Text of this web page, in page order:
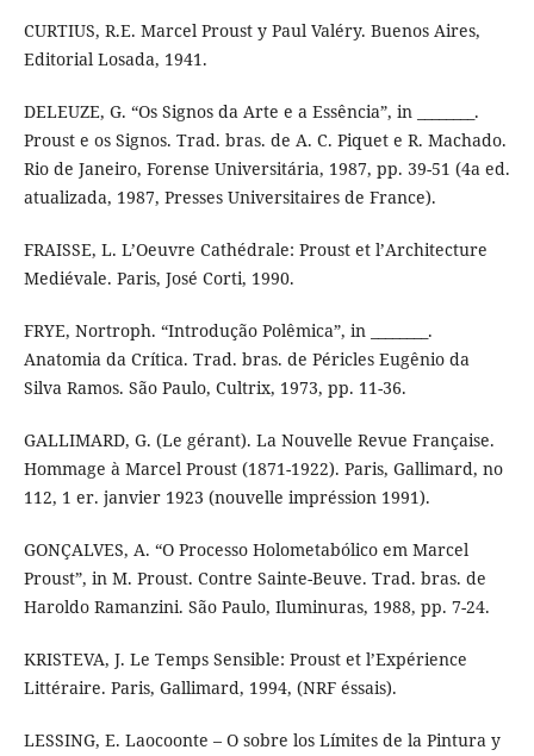
CURTIUS, R.E. Marcel Proust y Paul Valéry. Buenos Aires,
Editorial Losada, 1941.
DELEUZE, G. “Os Signos da Arte e a Essência”, in ________.
Proust e os Signos. Trad. bras. de A. C. Piquet e R. Machado.
Rio de Janeiro, Forense Universitária, 1987, pp. 39-51 (4a ed.
atualizada, 1987, Presses Universitaires de France).
FRAISSE, L. L’Oeuvre Cathédrale: Proust et l’Architecture
Mediévale. Paris, José Corti, 1990.
FRYE, Nortroph. “Introdução Polêmica”, in ________.
Anatomia da Crítica. Trad. bras. de Péricles Eugênio da
Silva Ramos. São Paulo, Cultrix, 1973, pp. 11-36.
GALLIMARD, G. (Le gérant). La Nouvelle Revue Française.
Hommage à Marcel Proust (1871-1922). Paris, Gallimard, no
112, 1 er. janvier 1923 (nouvelle impréssion 1991).
GONÇALVES, A. “O Processo Holometabólico em Marcel
Proust”, in M. Proust. Contre Sainte-Beuve. Trad. bras. de
Haroldo Ramanzini. São Paulo, Iluminuras, 1988, pp. 7-24.
KRISTEVA, J. Le Temps Sensible: Proust et l’Expérience
Littéraire. Paris, Gallimard, 1994, (NRF éssais).
LESSING, E. Laocoonte – O sobre los Límites de la Pintura y